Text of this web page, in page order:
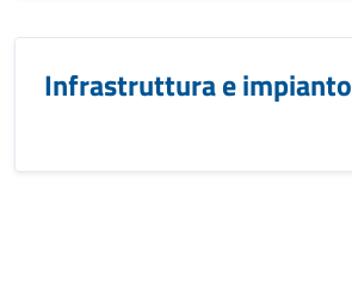
Infrastruttura e impianto